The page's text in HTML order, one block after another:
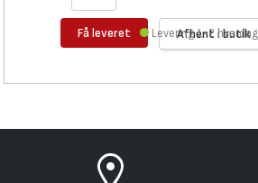
Få leveret Afhent i butik
Levering 1-2